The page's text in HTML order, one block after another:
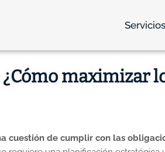
maximizar
cuestión de cumplir con las